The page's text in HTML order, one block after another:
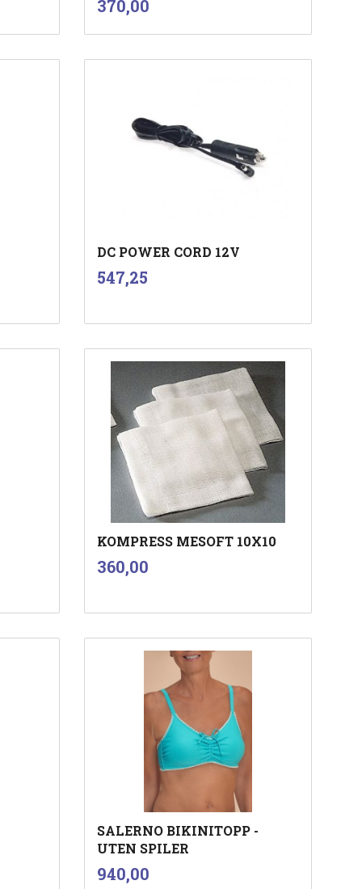
Pris
370,00mva.
DC POWER CORD 12V
Pris
547,25mva.
Kjøp
KOMPRESS MESOFT 10X10
Pris
360,00mva.
Kjøp
SALERNO BIKINITOPP -
UTEN SPILER
Pris
940,00mva.